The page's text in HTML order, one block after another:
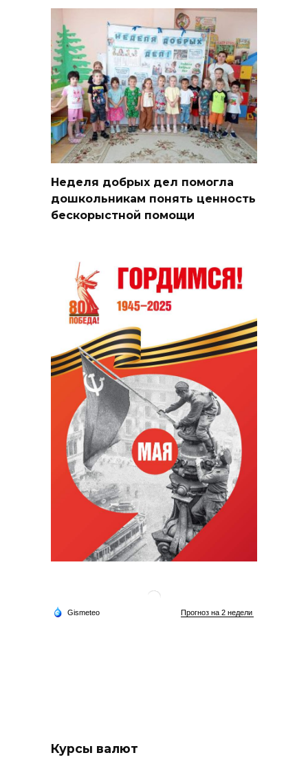
Неделя добрых дел помогла
дошкольникам понять ценность
бескорыстной помощи
Курсы валют